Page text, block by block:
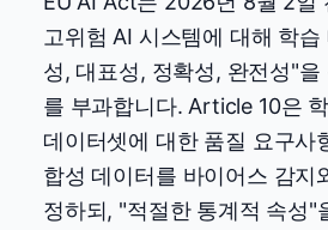
고위험 AI 시스템에 대해 학
성, 대표성, 정확성, 완전성"
를 부과합니다. Article 10은
데이터셋에 대한 품질 요구사
합성 데이터를 바이어스 감지
정하되, "적절한 통계적 속성"